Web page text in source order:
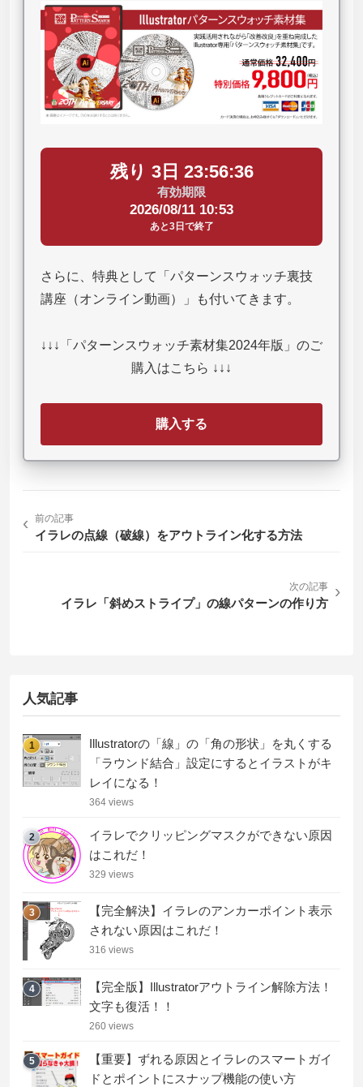
残り 3日 23:56:35
有効期限
2026/08/11 10:53
あと3日で終了
さらに、特典として「パターンスウォッチ裏技
講座（オンライン動画）」も付いてきます。
↓↓↓「パターンスウォッチ素材集2024年版」のご
購入はこちら ↓↓↓
購入する
‹ 前の記事
イラレの点線（破線）をアウトライン化する方法
次の記事
イラレ「斜めストライプ」の線パターンの作り方
›
人気記事
1
Illustratorの「線」の「角の形状」を丸くする
「ラウンド結合」設定にするとイラストがキ
レイになる！
364 views
2
イラレでクリッピングマスクができない原因
はこれだ！
329 views
3
【完全解決】イラレのアンカーポイント表示
されない原因はこれだ！
316 views
4
【完全版】Illustratorアウトライン解除方法！
文字も復活！！
260 views
5
【重要】ずれる原因とイラレのスマートガイ
ドとポイントにスナップ機能の使い方